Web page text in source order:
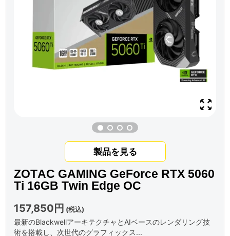
製品を見る
ZOTAC GAMING GeForce RTX 5060
Ti 16GB Twin Edge OC
157,850円 (税込)
最新のBlackwellアーキテクチャとAIベースのレンダリング技
術を搭載し、次世代のグラフィックス...